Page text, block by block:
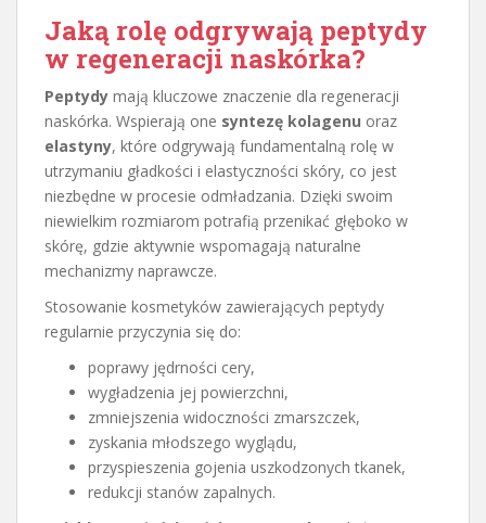
Jaką rolę odgrywają peptydy
w regeneracji naskórka?
Peptydy mają kluczowe znaczenie dla regeneracji
naskórka. Wspierają one syntezę kolagenu oraz
elastyny, które odgrywają fundamentalną rolę w
utrzymaniu gładkości i elastyczności skóry, co jest
niezbędne w procesie odmładzania. Dzięki swoim
niewielkim rozmiarom potrafią przenikać głęboko w
skórę, gdzie aktywnie wspomagają naturalne
mechanizmy naprawcze.
Stosowanie kosmetyków zawierających peptydy
regularnie przyczynia się do:
poprawy jędrności cery,
wygładzenia jej powierzchni,
zmniejszenia widoczności zmarszczek,
zyskania młodszego wyglądu,
przyspieszenia gojenia uszkodzonych tkanek,
redukcji stanów zapalnych.